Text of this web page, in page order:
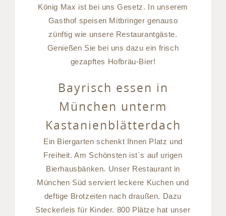
König Max ist bei uns Gesetz. In unserem
Gasthof speisen Mitbringer genauso
zünftig wie unsere Restaurantgäste.
Genießen Sie bei uns dazu ein frisch
gezapftes Hofbräu-Bier!
Bayrisch essen in
München unterm
Kastanienblätterdach
Ein Biergarten schenkt Ihnen Platz und
Freiheit. Am Schönsten ist`s auf urigen
Bierhausbänken. Unser Restaurant in
München Süd serviert leckere Kuchen und
deftige Brotzeiten nach draußen. Dazu
Steckerleis für Kinder. 800 Plätze hat unser